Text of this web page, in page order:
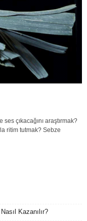
çıkacağını araştırmak?
ritim tutmak? Sebze
Kazanılır?